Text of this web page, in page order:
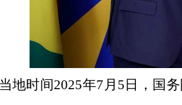
当地时间2025年7月5日，国